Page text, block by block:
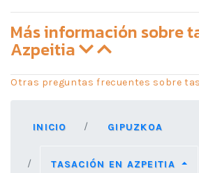
Más información sobre
Azpeitia
Otras preguntas frecuentes sobre
INICIO GIPUZKOA
TASACIÓN EN AZPEITIA